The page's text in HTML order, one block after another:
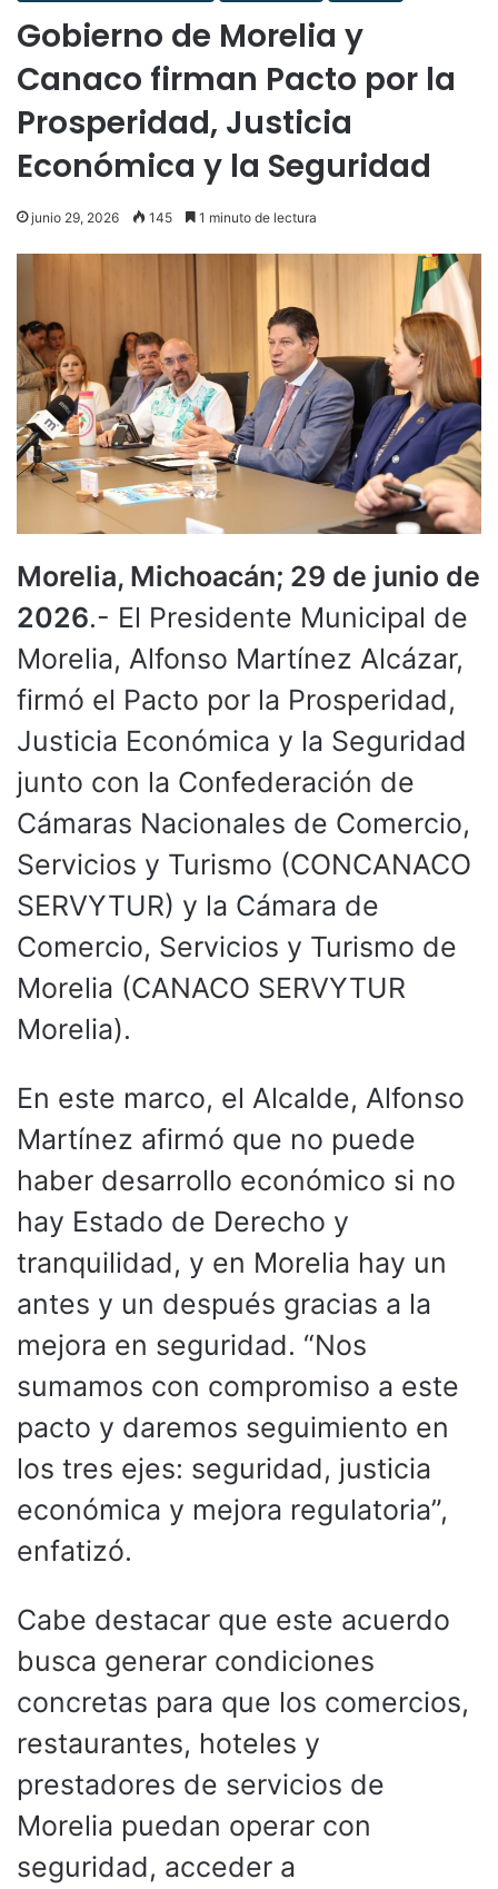
Gobierno de Morelia y
Canaco firman Pacto por la
Prosperidad, Justicia
Económica y la Seguridad
junio 29, 2026 145 1 minuto de lectura
Morelia, Michoacán; 29 de junio de
2026.- El Presidente Municipal de
Morelia, Alfonso Martínez Alcázar,
firmó el Pacto por la Prosperidad,
Justicia Económica y la Seguridad
junto con la Confederación de
Cámaras Nacionales de Comercio,
Servicios y Turismo (CONCANACO
SERVYTUR) y la Cámara de
Comercio, Servicios y Turismo de
Morelia (CANACO SERVYTUR
Morelia).
En este marco, el Alcalde, Alfonso
Martínez afirmó que no puede
haber desarrollo económico si no
hay Estado de Derecho y
tranquilidad, y en Morelia hay un
antes y un después gracias a la
mejora en seguridad. “Nos
sumamos con compromiso a este
pacto y daremos seguimiento en
los tres ejes: seguridad, justicia
económica y mejora regulatoria”,
enfatizó.
Cabe destacar que este acuerdo
busca generar condiciones
concretas para que los comercios,
restaurantes, hoteles y
prestadores de servicios de
Morelia puedan operar con
seguridad, acceder a